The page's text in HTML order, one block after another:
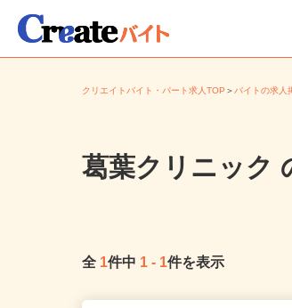
クリエイトバイト・パート求人TOP＞バイトの求
葛葉クリニック
全1件中1 - 1件を表示